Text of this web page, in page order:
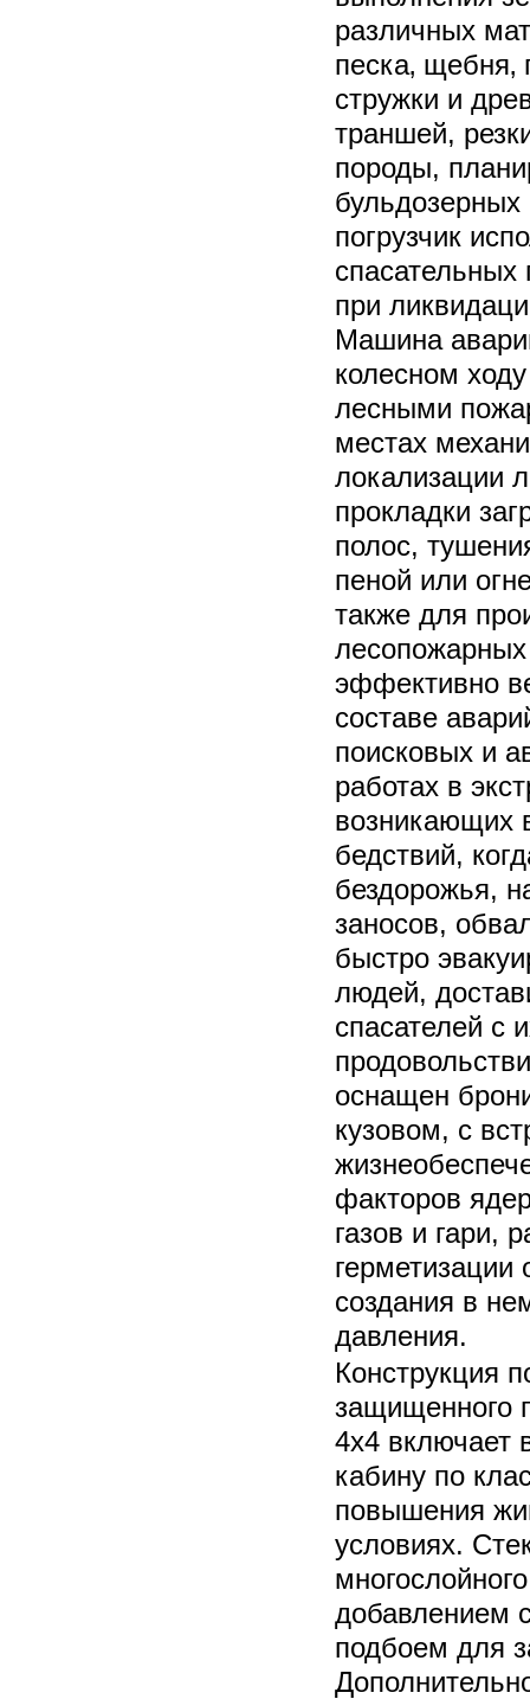
различных
песка‚
стружки и
траншей,
породы,
погрузчик
спасательных
при
Машина
колесном
лесными
местах
локализации
прокладки
полос,
пеной или
также для
эффективно
составе
поисковых и
работах в
возникающих
бедствий,
бездорожья,
заносов,
быстро
людей,
спасателей с
оснащен
кузовом, с
факторов
газов и гари,
герметизации
создания в
давления.
Конструкция
защищенного
4x4 включает
кабину по
повышения
условиях.
добавлением
подбоем для